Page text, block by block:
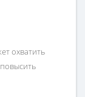
охватить